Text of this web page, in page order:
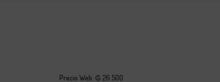
Precio Web: ₲ 26.500